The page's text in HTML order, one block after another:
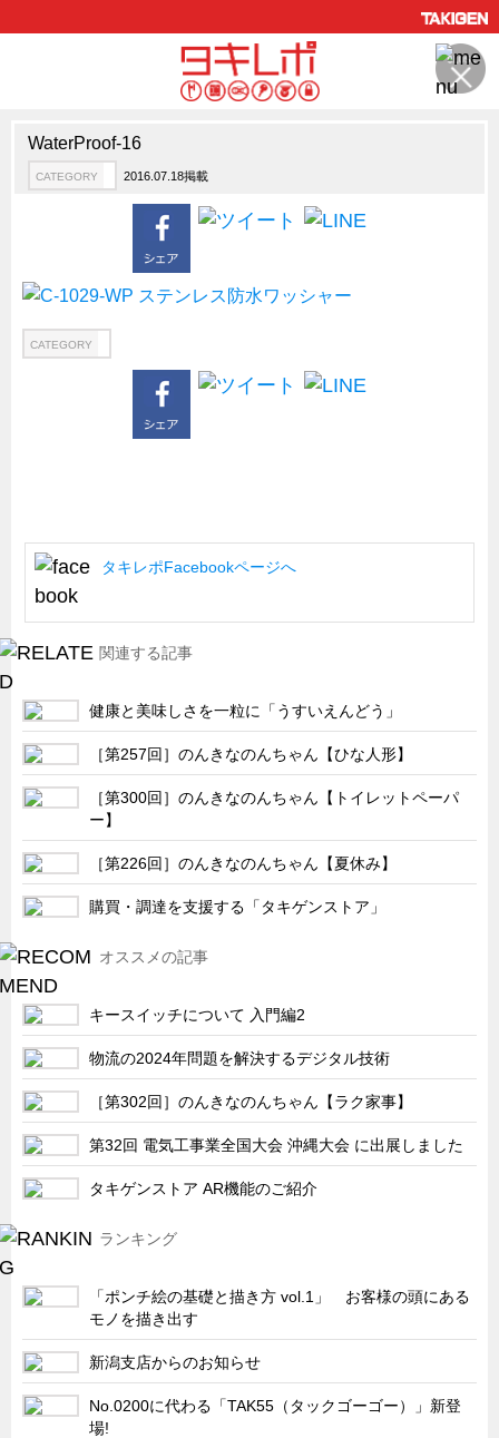
CATEGORY
新製品ロケットニュース
How to 動画
ハイセキュリティ錠前TAKシリーズ
試作・特注品の事例集
SDGs配慮・脱炭素
医療・福祉・介護関連
ロボット・自動化装置関連
二次電池関連
EV・PHEV充電器関連
再生可能エネルギー
農業関連
共同溝・無電柱化関連
サーバーラック・エンクロジャー
特装車・バス・トラック関連
フリーザー・フードマシナリー関連
自動販売機・自動改札機関連
鉄道車両・駅舎関連
CATEGORY 連載
営業、丸ごとフカボリ
Before After
隠れた名品
旬の野菜とタキゲン製品
PICK UP NEWS
WaterProof-16
CATEGORY 2016.07.18掲載
CATEGORY
タキレポFacebookページへ
関連する記事
健康と美味しさを一粒に「うすいえんどう」
［第257回］のんきなのんちゃん【ひな人形】
［第300回］のんきなのんちゃん【トイレットペーパ
ー】
［第226回］のんきなのんちゃん【夏休み】
購買・調達を支援する「タキゲンストア」
オススメの記事
キースイッチについて 入門編2
物流の2024年問題を解決するデジタル技術
［第302回］のんきなのんちゃん【ラク家事】
第32回 電気工事業全国大会 沖縄大会 に出展しました
タキゲンストア AR機能のご紹介
ランキング
「ポンチ絵の基礎と描き方 vol.1」 お客様の頭にある
モノを描き出す
新潟支店からのお知らせ
No.0200に代わる「TAK55（タックゴーゴー）」新登
場!